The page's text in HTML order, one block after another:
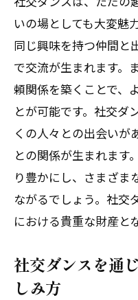
いの場としても大変魅
同じ興味を持つ仲間と
で交流が生まれます。
頼関係を築くことで、
とが可能です。社交ダ
くの人々との出会いが
との関係が生まれます
り豊かにし、さまざま
ながるでしょう。社交
における貴重な財産と
社交ダンスを通
しみ方